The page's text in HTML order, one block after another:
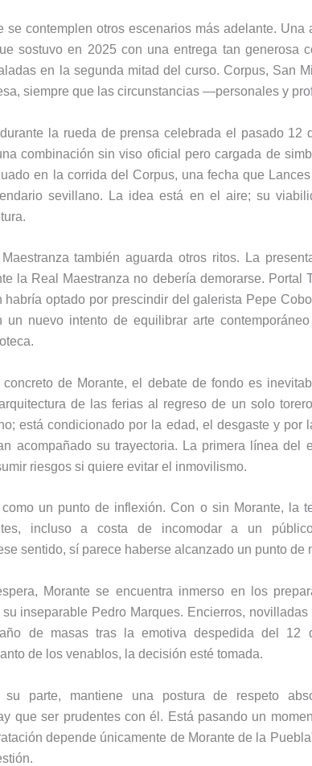
se contemplen otros escenarios más adelante. Una
sostuvo en 2025 con una entrega tan generosa
en la segunda mitad del curso. Corpus, San
siempre que las circunstancias —personales y
la rueda de prensa celebrada el pasado 12
combinación sin viso oficial pero cargada de
en la corrida del Corpus, una fecha que
sevillano. La idea está en el aire; su
también aguarda otros ritos. La
la Real Maestranza no debería demorarse. Portal
habría optado por prescindir del galerista Pepe
un nuevo intento de equilibrar arte
de Morante, el debate de fondo es
de las ferias al regreso de un solo
está condicionado por la edad, el desgaste y por
acompañado su trayectoria. La primera línea del
riesgos si quiere evitar el inmovilismo.
un punto de inflexión. Con o sin Morante, la
incluso a costa de incomodar a un
sentido, sí parece haberse alcanzado un punto de
Morante se encuentra inmerso en los
inseparable Pedro Marques. Encierros,
de masas tras la emotiva despedida del 12
de los venablos, la decisión esté tomada.
su parte, mantiene una postura de respeto
que ser prudentes con él. Está pasando un
depende únicamente de Morante de la